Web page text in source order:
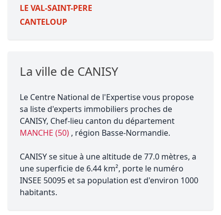
LE VAL-SAINT-PERE
CANTELOUP
La ville de CANISY
Le Centre National de l'Expertise vous propose
sa liste d'experts immobiliers proches de
CANISY, Chef-lieu canton du département
MANCHE (50) , région Basse-Normandie.
CANISY se situe à une altitude de 77.0 mètres, a
une superficie de 6.44 km², porte le numéro
INSEE 50095 et sa population est d'environ 1000
habitants.